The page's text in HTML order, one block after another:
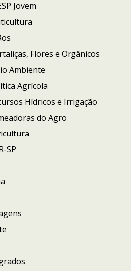
Jovem
Flores e Orgânicos
Ambiente
Agrícola
Hídricos e Irrigação
do Agro
SP